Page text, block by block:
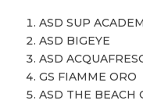
ASD SUP
ASD BIGEYE
ASD
GS FIAMME ORO
ASD THE BEACH